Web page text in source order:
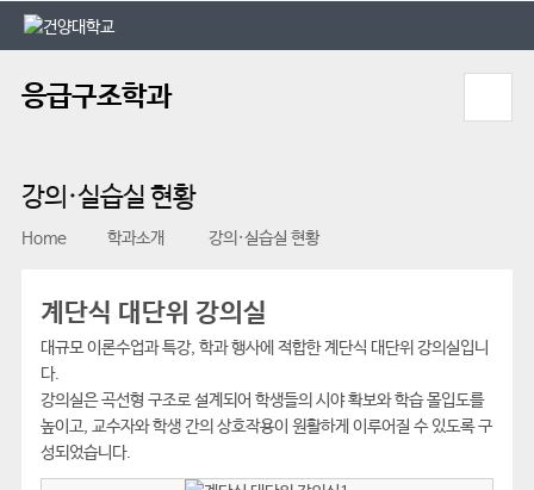
본문 바로가기
대메뉴 바로가기
응급구조학과
강의·실습실 현황
Home 학과소개 강의·실습실 현황
계단식 대단위 강의실
대규모 이론수업과 특강, 학과 행사에 적합한 계단식 대단위 강의실입니
다.
강의실은 곡선형 구조로 설계되어 학생들의 시야 확보와 학습 몰입도를
높이고, 교수자와 학생 간의 상호작용이 원활하게 이루어질 수 있도록 구
성되었습니다.